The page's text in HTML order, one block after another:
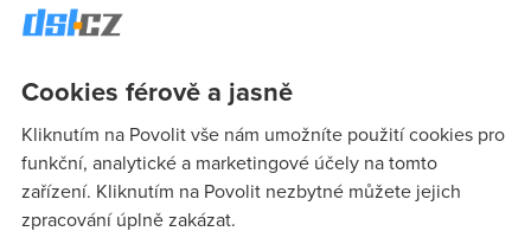
Mám 1mbit s agregací 1:20 od ČRa, je výhodnější přestoupit
na 2Mbit s agregací 1:50 ? chci používat připojení výhledově
většího stahování...Lokalita Olomouc...děkuji za odpovědi
Nargon(1.6.2007 08:48:52)
Nevim jak u CRa, ale obecne se agregace moc neprojevuje,
Cookies férově a jasně
Kliknutím na Povolit vše nám umožníte použití cookies pro
funkční, analytické a marketingové účely na tomto
zařízení. Kliknutím na Povolit nezbytné můžete jejich
zpracování úplně zakázat.